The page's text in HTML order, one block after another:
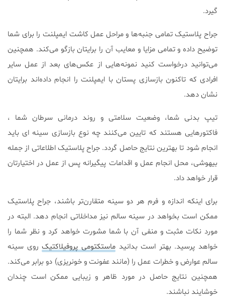
گیرد.
جراح پلاستیک تمامی جنبه‌ها و مراحل عمل کاشت ایمپلنت را برای شما
توضیح داده و تمامی مزایا و معایب آن را برایتان بازگو می‌کند. همچنین
می‌توانید درخواست کنید نمونه‌هایی از عکس‌های بعد از عمل سایر
افرادی که تاکنون بازسازی پستان با ایمپلنت را انجام داده‌اند برایتان
نشان دهد.
تیپ بدنی شما، وضعیت سلامتی و روند درمانی سرطان شما ،
فاکتورهایی هستند که تایین می‌کنند چه نوع بازسازی سینه ای باید
انجام شود تا بهترین نتایج حاصل گردد. جراح پلاستیک اطلاعاتی از جمله
بیهوشی، محل انجام عمل و اقدامات پیگیرانه پس از عمل در اختیارتان
قرار خواهد داد.
برای اینکه اندازه و فرم هر دو سینه متقارن‌تر باشند، جراح پلاستیک
ممکن است بخواهد در سینه سالم نیز مداخلاتی انجام دهد. البته در
مورد نکات مثبت و منفی آن با شما مشورت خواهد کرد و نظر شما را
خواهد پرسید. بهتر است بدانیدماستکتومی پروفیلاکتیکروی سینه
سالم عوارض و خطرات عمل را (مانند عفونت و خونریزی) دو برابر می‌کند.
همچنین نتایج حاصل در مورد ظاهر و زیبایی ممکن است چندان
خوشایند نباشند.